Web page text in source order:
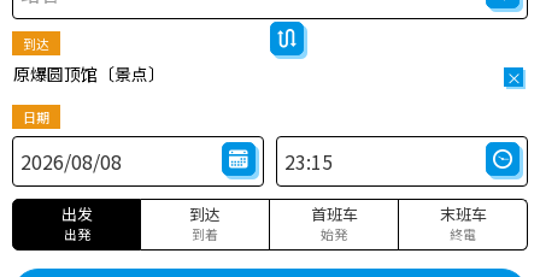
到达
原爆圆顶馆〔景点〕 ×
日期
出发
出発
到达
到着
首班车
始発
末班车
終電